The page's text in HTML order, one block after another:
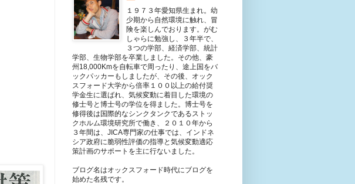
１９７３年愛知県生まれ。幼
少期から自然環境に触れ、冒
険を楽しんでおります。がむ
しゃらに勉強し、３年半で、
３つの学部、経済学部、統計
学部、生物学部を卒業しました。その他、豪
州18,000Kmを自転車で周ったり、途上国をバ
ックパッカーもしましたが、その後、オック
スフォード大学から倍率１００以上の給付奨
学金生に選ばれ、気候変動に着目した環境の
修士号と博士号の学位を得ました。博士号を
修得後は国際的なシンクタンクであるストッ
クホルム環境研究所で働き、２０１０年から
３年間は、JICA専門家の仕事では、インドネ
シア政府に脆弱性評価の指導と気候変動適応
策計画のサポートを主に行ないました。
ブログ名はオックスフォード時代にブログを
始めた名残です。